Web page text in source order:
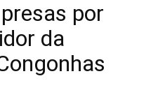
por
da